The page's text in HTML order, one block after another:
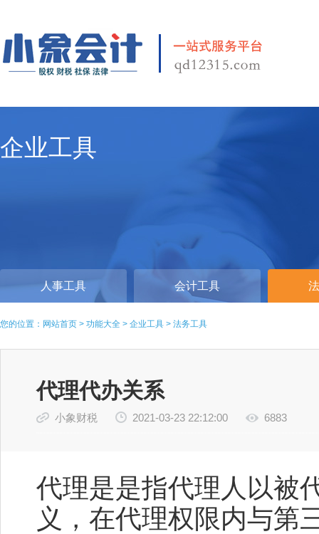
企业工具
人事工具 会计工具
您的位置： 网站首页 > 功能大全 > 企业工具 > 法务工具
代理代办关系
小象财税 2021-03-23 22:12:00 6883
代理是是指代理人以被
义，在代理权限内与第